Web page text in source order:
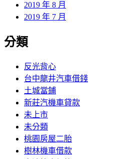
2019 年 8 月
2019 年 7 月
分類
反光背心
台中龍井汽車借錢
土城當鋪
新莊汽機車貸款
未上市
未分類
桃園房屋二胎
樹林機車借款